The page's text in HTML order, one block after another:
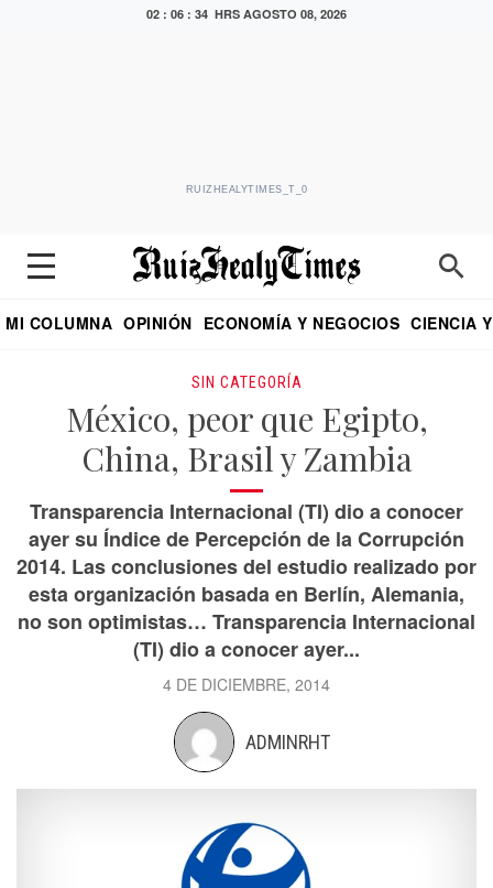
02 : 06 : 35 HRS AGOSTO 08, 2026
RUIZHEALYTIMES_T_0
MI COLUMNA OPINIÓN ECONOMÍA Y NEGOCIOS CIENCIA
SIN CATEGORÍA
México, peor que Egipto,
China, Brasil y Zambia
Transparencia Internacional (TI) dio a conocer
ayer su Índice de Percepción de la Corrupción
2014. Las conclusiones del estudio realizado por
esta organización basada en Berlín, Alemania,
no son optimistas… Transparencia Internacional
(TI) dio a conocer ayer...
4 DE DICIEMBRE, 2014
ADMINRHT